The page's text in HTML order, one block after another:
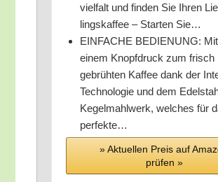
viel­falt und fin­den Sie Ihren
lings­kaf­fee – Star­ten Sie…
EINFACHE BEDIENUNG: Mit
einem Knopf­druck zum frisch
gebrüh­ten Kaf­fee dank der
Tech­no­lo­gie und dem
Kegel­mahl­werk, wel­ches für
perfekte…
» Aktu­el­len Preis auf
prü­fen »